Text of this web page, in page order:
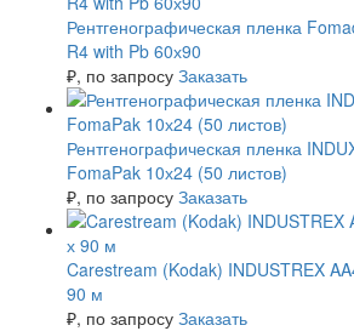
Рентгенографическая пленка
R4 with Pb 60х90
₽, по запросу Заказать
Рентгенографическая пленка
FomaPak 10х24 (50 листов)
₽, по запросу Заказать
Carestream (Kodak) INDUSTREX
90 м
₽, по запросу Заказать